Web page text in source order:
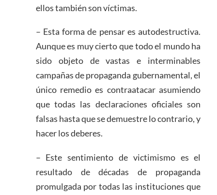
ellos también son víctimas.
– Esta forma de pensar es autodestructiva.
Aunque es muy cierto que todo el mundo ha
sido objeto de vastas e interminables
campañas de propaganda gubernamental, el
único remedio es contraatacar asumiendo
que todas las declaraciones oficiales son
falsas hasta que se demuestre lo contrario, y
hacer los deberes.
– Este sentimiento de victimismo es el
resultado de décadas de propaganda
promulgada por todas las instituciones que